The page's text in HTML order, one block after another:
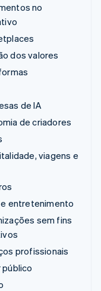
no
dos valores
de IA
de criadores
viagens e
e entretenimento
sem fins
profissionais